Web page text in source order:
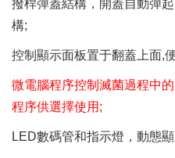
撥桿彈蓋結構，開蓋自動彈
構;
控制顯示面板置于翻蓋上面,
微電腦程序控制滅菌過程中
程序供選擇使用;
LED數碼管和指示燈，動態